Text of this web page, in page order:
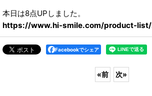
本日は8点UPしました。
https://www.hi-smile.com/product-
Facebookでシェア
«前 次»